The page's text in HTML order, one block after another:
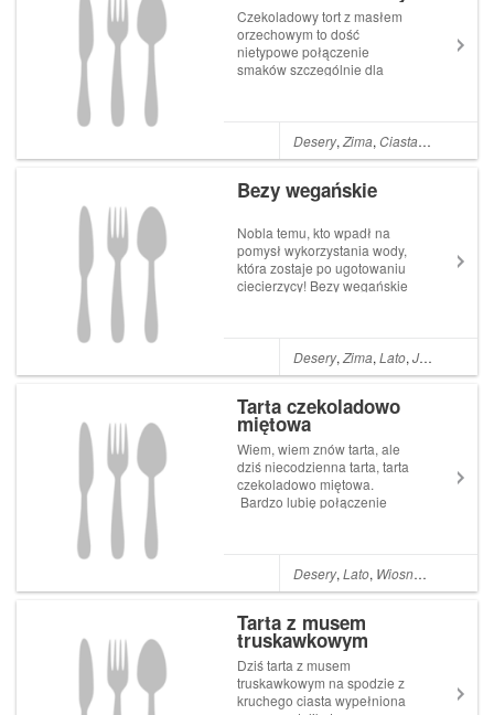
Czekoladowy tort z masłem
orzechowym to dość
nietypowe połączenie
smaków szczególnie dla
czekoladowego, masło
orzechowe, maliny i banany
Smak t...
Desery,Zima,Ciasta,Jesień
Bezy wegańskie
Nobla temu, kto wpadł na
pomysł wykorzystania wody,
która zostaje po ugotowaniu
ciecierzycy! Bezy wegańskie
puszki po ciecierzycy i to ona
jest najważniejszym
Desery,Zima,Lato,Jesień
Tarta czekoladowo
miętowa
Wiem, wiem znów tarta, ale
dziś niecodzienna tarta, tarta
czekoladowo miętowa.
Bardzo lubię połączenie
pysznego deseru. Spód tarty
to po prostu bardzo
Desery,Lato, Wiosna ,
Tarta z musem
truskawkowym
Dziś tarta z musem
truskawkowym na spodzie z
kruchego ciasta wypełniona